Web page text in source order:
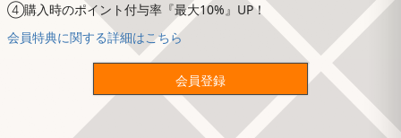
④購入時のポイント付与率『最大10%』UP！
会員特典に関する詳細はこちら
会員登録